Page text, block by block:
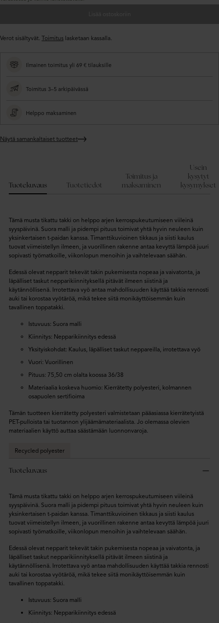
Verot sisältyvät. Toimitus lasketaan kassalla.
Ilmainen toimitus yli 69 € tilauksille
Toimitus 3–5 arkipäivässä
Helppo maksaminen
Näytä samankaltaiset tuotteet
Tuotekuvaus Tuotetiedot
Toimitus ja
maksaminen
Usein
kysytyt
kysymykset
Tämä musta tikattu takki on helppo arjen kerrospukeutumiseen viileinä
syyspäivinä. Suora malli ja pidempi pituus toimivat yhtä hyvin neuleen kuin
yksinkertaisen t-paidan kanssa. Timanttikuvioinen tikkaus ja siisti kaulus
tuovat viimeistellyn ilmeen, ja vuorillinen rakenne antaa kevyttä lämpöä juuri
sopivasti työmatkoille, viikonlopun menoihin ja vaihtelevaan säähän.
Edessä olevat nepparit tekevät takin pukemisesta nopeaa ja vaivatonta, ja
läpälliset taskut nepparikiinnityksellä pitävät ilmeen siistinä ja
käytännöllisenä. Irrotettava vyö antaa mahdollisuuden käyttää takkia rennosti
auki tai korostaa vyötäröä, mikä tekee siitä monikäyttöisemmän kuin
tavallinen toppatakki.
Istuvuus: Suora malli
Kiinnitys: Nepparikiinnitys edessä
Yksityiskohdat: Kaulus, läpälliset taskut neppareilla, irrotettava vyö
Vuori: Vuorillinen
Pituus: 75,50 cm olalta koossa 36/38
Materiaalia koskeva huomio: Kierrätetty polyesteri, kolmannen
osapuolen sertifioima
Tämän tuotteen kierrätetty polyesteri valmistetaan pääasiassa kierrätetyistä
PET-pulloista tai tuotannon ylijäämämateriaalista. Jo olemassa olevien
materiaalien käyttö auttaa säästämään luonnonvaroja.
Recycled polyester
Tuotekuvaus
Tämä musta tikattu takki on helppo arjen kerrospukeutumiseen viileinä
syyspäivinä. Suora malli ja pidempi pituus toimivat yhtä hyvin neuleen kuin
yksinkertaisen t-paidan kanssa. Timanttikuvioinen tikkaus ja siisti kaulus
tuovat viimeistellyn ilmeen, ja vuorillinen rakenne antaa kevyttä lämpöä juuri
sopivasti työmatkoille, viikonlopun menoihin ja vaihtelevaan säähän.
Edessä olevat nepparit tekevät takin pukemisesta nopeaa ja vaivatonta, ja
läpälliset taskut nepparikiinnityksellä pitävät ilmeen siistinä ja
käytännöllisenä. Irrotettava vyö antaa mahdollisuuden käyttää takkia rennosti
auki tai korostaa vyötäröä, mikä tekee siitä monikäyttöisemmän kuin
tavallinen toppatakki.
Istuvuus: Suora malli
Kiinnitys: Nepparikiinnitys edessä